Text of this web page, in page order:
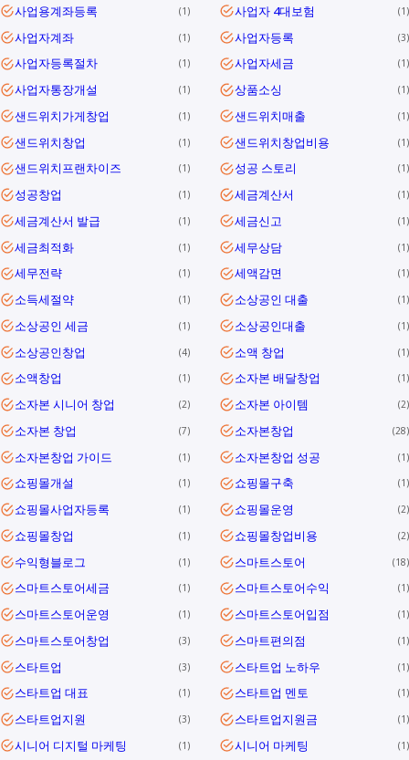
사업용계좌등록 1 사업자 4대보험 1
사업자계좌 1 사업자등록 3
사업자등록절차 1 사업자세금 1
사업자통장개설 1 상품소싱 1
샌드위치가게창업 1 샌드위치매출 1
샌드위치창업 1 샌드위치창업비용 1
샌드위치프랜차이즈 1 성공 스토리 1
성공창업 1 세금계산서 1
세금계산서 발급 1 세금신고 1
세금최적화 1 세무상담 1
세무전략 1 세액감면 1
소득세절약 1 소상공인 대출 1
소상공인 세금 1 소상공인대출 1
소상공인창업 4 소액 창업 1
소액창업 1 소자본 배달창업 1
소자본 시니어 창업 2 소자본 아이템 2
소자본 창업 7 소자본창업 28
소자본창업 가이드 1 소자본창업 성공 1
쇼핑몰개설 1 쇼핑몰구축 1
쇼핑몰사업자등록 1 쇼핑몰운영 2
쇼핑몰창업 1 쇼핑몰창업비용 2
수익형블로그 1 스마트스토어 18
스마트스토어세금 1 스마트스토어수익 1
스마트스토어운영 1 스마트스토어입점 1
스마트스토어창업 3 스마트편의점 1
스타트업 3 스타트업 노하우 1
스타트업 대표 1 스타트업 멘토 1
스타트업지원 3 스타트업지원금 1
시니어 디지털 마케팅 1 시니어 마케팅 1